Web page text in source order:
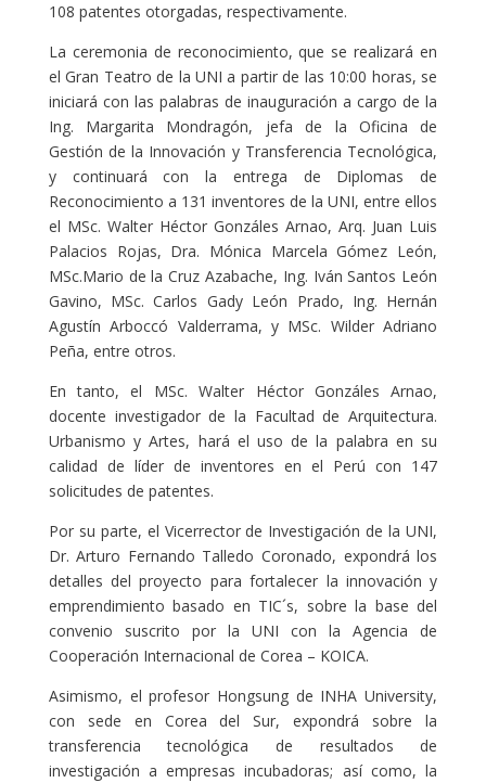
108 patentes otorgadas, respectivamente.
La ceremonia de reconocimiento, que se realizará en
el Gran Teatro de la UNI a partir de las 10:00 horas, se
iniciará con las palabras de inauguración a cargo de la
Ing. Margarita Mondragón, jefa de la Oficina de
Gestión de la Innovación y Transferencia Tecnológica,
y continuará con la entrega de Diplomas de
Reconocimiento a 131 inventores de la UNI, entre ellos
el MSc. Walter Héctor Gonzáles Arnao, Arq. Juan Luis
Palacios Rojas, Dra. Mónica Marcela Gómez León,
MSc.Mario de la Cruz Azabache, Ing. Iván Santos León
Gavino, MSc. Carlos Gady León Prado, Ing. Hernán
Agustín Arboccó Valderrama, y MSc. Wilder Adriano
Peña, entre otros.
En tanto, el MSc. Walter Héctor Gonzáles Arnao,
docente investigador de la Facultad de Arquitectura.
Urbanismo y Artes, hará el uso de la palabra en su
calidad de líder de inventores en el Perú con 147
solicitudes de patentes.
Por su parte, el Vicerrector de Investigación de la UNI,
Dr. Arturo Fernando Talledo Coronado, expondrá los
detalles del proyecto para fortalecer la innovación y
emprendimiento basado en TIC´s, sobre la base del
convenio suscrito por la UNI con la Agencia de
Cooperación Internacional de Corea – KOICA.
Asimismo, el profesor Hongsung de INHA University,
con sede en Corea del Sur, expondrá sobre la
transferencia tecnológica de resultados de
investigación a empresas incubadoras; así como, la